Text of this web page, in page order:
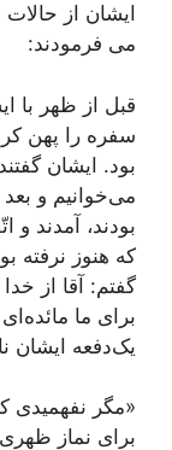
ایشان از
می فرمودند:
قبل از ظهر با
سفره را پهن
بود. ایشان
می‌خوانیم و
بودند، آمدند و
که هنوز نرفته
گفتم: آقا از
برای ما
یک‌دفعه ایشان
«مگر نفهمیدی
برای نماز